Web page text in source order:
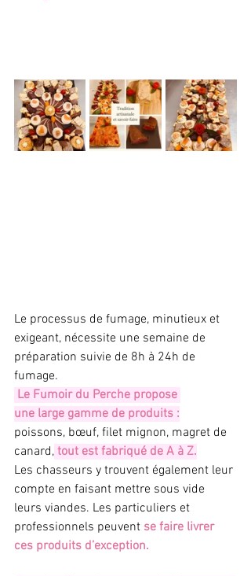
Le processus de fumage, minutieux et
exigeant, nécessite une semaine de
préparation suivie de 8h à 24h de
fumage.
Le Fumoir du Perche propose
une large gamme de produits :
poissons, bœuf, filet mignon, magret de
canard, tout est fabriqué de A à Z.
Les chasseurs y trouvent également leur
compte en faisant mettre sous vide
leurs viandes. Les particuliers et
professionnels peuvent se faire livrer
ces produits d’exception.